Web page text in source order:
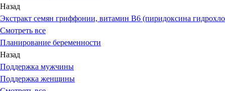
Назад
Экстракт семян гриффонии, витамин В6 (пиридоксина
Смотреть все
Планирование беременности
Назад
Поддержка мужчины
Поддержка женщины